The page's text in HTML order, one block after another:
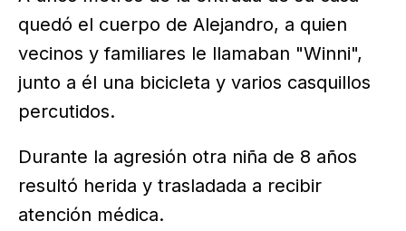
quedó el cuerpo de Alejandro, a quien
vecinos y familiares le llamaban "Winni",
junto a él una bicicleta y varios casquillos
percutidos.
Durante la agresión otra niña de 8 años
resultó herida y trasladada a recibir
atención médica.